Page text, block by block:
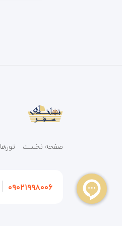
صفحه نخست تورها
۰۹۰۲۱۹۹۸۰۰۶